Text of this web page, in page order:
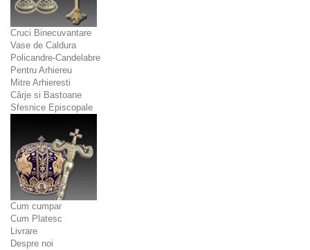
Cruci Binecuvantare
Vase de Caldura
Policandre-Candelabre
Pentru Arhiereu
Mitre Arhieresti
Cârje si Bastoane
Sfesnice Episcopale
Cum cumpar
Cum Platesc
Livrare
Despre noi